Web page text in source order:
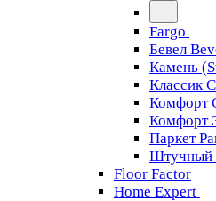
Fargo
Бевел
Камень
Классик
Комфорт
Комфорт
Паркет
Штучный
Floor Factor
Home Expert